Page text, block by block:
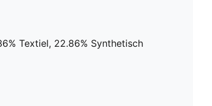
Textiel, 22.86% Synthetisch